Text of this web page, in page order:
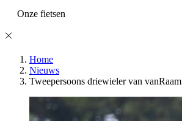
Onze fietsen
Home
Nieuws
Tweepersoons driewieler van vanRaam